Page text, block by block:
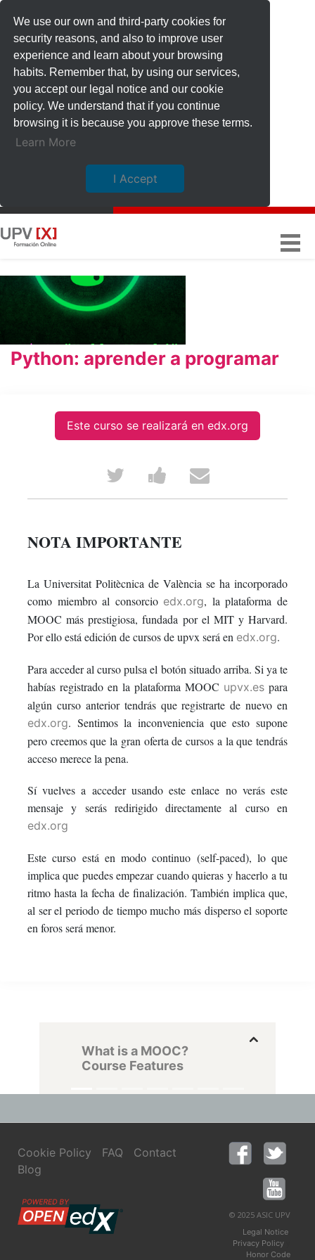
We use our own and third-party cookies for
security reasons, and also to improve user
experience and learn about your browsing
habits. Remember that, by using our services,
you accept our legal notice and our cookie
policy. We understand that if you continue
browsing it is because you approve these terms.
Learn More
I Accept
Python: aprender a programar
Este curso se realizará en edx.org
Tweet
that
you've
in
this
course
Post
a
Facebook
to
say
you've
enrolled
in
this
Email
someone
you've
enrolled
this
course
NOTA IMPORTANTE
La Universitat Politècnica de València se ha incorporado
como miembro al consorcio edx.org, la plataforma de
MOOC más prestigiosa, fundada por el MIT y Harvard.
Por ello está edición de cursos de upvx será en edx.org.
Para acceder al curso pulsa el botón situado arriba. Si ya te
habías registrado en la plataforma MOOC upvx.es para
algún curso anterior tendrás que registrarte de nuevo en
edx.org. Sentimos la inconveniencia que esto supone
pero creemos que la gran oferta de cursos a la que tendrás
acceso merece la pena.
Sí vuelves a acceder usando este enlace no verás este
mensaje y serás redirigido directamente al curso en
edx.org
Este curso está en modo continuo (self-paced), lo que
implica que puedes empezar cuando quieras y hacerlo a tu
ritmo hasta la fecha de finalización. También implica que,
al ser el periodo de tiempo mucho más disperso el soporte
en foros será menor.
What is a MOOC?
Course Features
Cookie Policy FAQ
Contact
Blog
© 2025 ASIC UPV
Legal Notice,
Privacy Policyy
Honor Code